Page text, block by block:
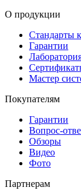
О продукции
Стандарты
Гарантии
Мастер
Покупателям
Гарантии
Вопрос-
Обзоры
Видео
Фото
Партнерам